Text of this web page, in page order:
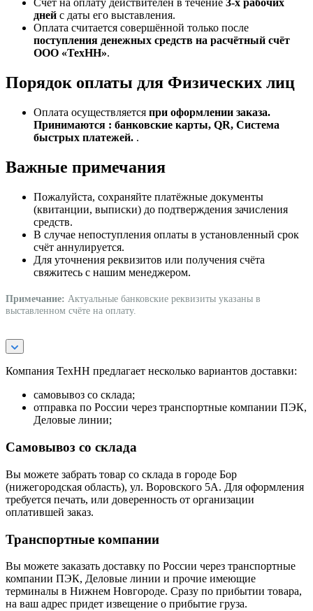
Счёт на оплату действителен в течение 3‑х рабочих
дней с даты его выставления.
Оплата считается совершённой только после
поступления денежных средств на расчётный счёт
ООО «ТехНН».
Порядок оплаты для Физических лиц
Оплата осуществляется при оформлении заказа.
Принимаются : банковские карты, QR, Система
быстрых платежей. .
Важные примечания
Пожалуйста, сохраняйте платёжные документы
(квитанции, выписки) до подтверждения зачисления
средств.
В случае непоступления оплаты в установленный срок
счёт аннулируется.
Для уточнения реквизитов или получения счёта
свяжитесь с нашим менеджером.
Примечание: Актуальные банковские реквизиты указаны в
выставленном счёте на оплату.
Компания ТехНН предлагает несколько вариантов доставки:
самовывоз со склада;
отправка по России через транспортные компании ПЭК,
Деловые линии;
Самовывоз со склада
Вы можете забрать товар со склада в городе Бор
(нижегородская область), ул. Воровского 5А. Для оформления
требуется печать, или доверенность от организации
оплатившей заказ.
Транспортные компании
Вы можете заказать доставку по России через транспортные
компании ПЭК, Деловые линии и прочие имеющие
терминалы в Нижнем Новгороде. Сразу по прибытии товара,
на ваш адрес придет извещение о прибытие груза.